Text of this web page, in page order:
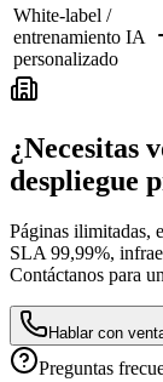
White-label /
entrenamiento IA
personalizado
¿Necesitas
despliegue
Páginas ilimitadas,
SLA 99,99%,
Contáctanos para
Hablar con
Preguntas